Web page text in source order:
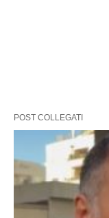
POST COLLEGATI